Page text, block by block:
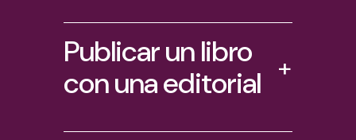
Publicar un libro
con una editorial +